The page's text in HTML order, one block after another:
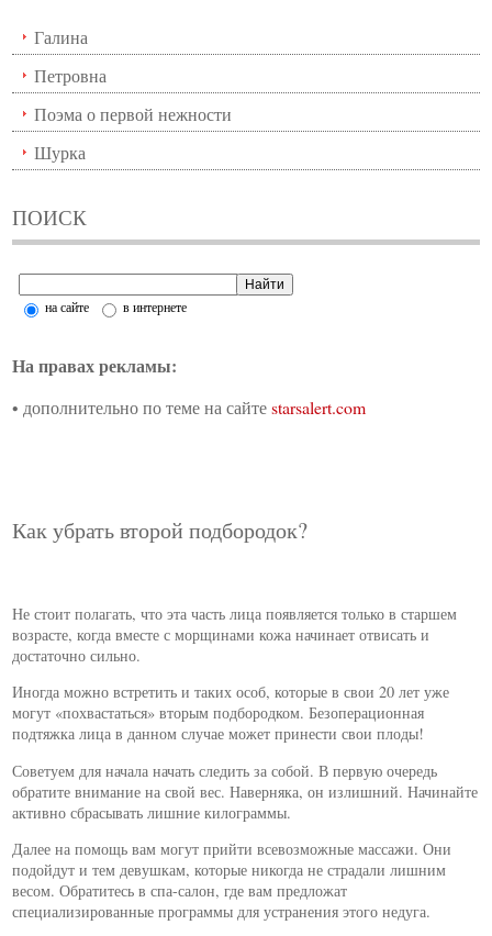
Галина
Петровна
Поэма о первой нежности
Шурка
ПОИСК
на сайте в интернете
На правах рекламы:
• дополнительно по теме на сайтеstarsalert.com
Как убрать второй подбородок?
Не стоит полагать, что эта часть лица появляется только в старшем
возрасте, когда вместе с морщинами кожа начинает отвисать и
достаточно сильно.
Иногда можно встретить и таких особ, которые в свои 20 лет уже
могут «похвастаться» вторым подбородком. Безоперационная
подтяжка лица в данном случае может принести свои плоды!
Советуем для начала начать следить за собой. В первую очередь
обратите внимание на свой вес. Наверняка, он излишний. Начинайте
активно сбрасывать лишние килограммы.
Далее на помощь вам могут прийти всевозможные массажи. Они
подойдут и тем девушкам, которые никогда не страдали лишним
весом. Обратитесь в спа-салон, где вам предложат
специализированные программы для устранения этого недуга.